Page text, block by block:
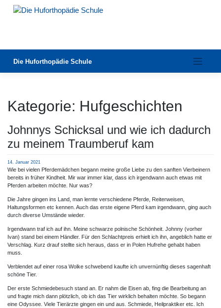
Die Huforthopädie Schule
Kategorie: Hufgeschichten
Johnnys Schicksal und wie ich dadurch
zu meinem Traumberuf kam
14. Januar 2021
Wie bei vielen Pferdemädchen begann meine große Liebe zu den sanften Vierbeinern
bereits in früher Kindheit. Mir war immer klar, dass ich irgendwann auch etwas mit
Pferden arbeiten möchte. Nur was?
Die Jahre gingen ins Land, man lernte verschiedene Pferde, Reiterweisen,
Haltungsformen etc kennen. Auch das erste eigene Pferd kam irgendwann, ging auch
durch diverse Umstände wieder.
Irgendwann traf ich auf ihn. Meine schwarze polnische Schönheit. Johnny (vorher
Ivan) stand bei einem Händler. Für den Schlachtpreis erhielt ich ihn, angeblich hatte er
Verschlag. Kurz drauf stellte sich heraus, dass er in Polen Hufrehe gehabt haben
muss.
Verblendet auf einer rosa Wolke schwebend kaufte ich unvernünftig dieses sagenhaft
schöne Tier.
Der erste Schmiedebesuch stand an. Er nahm die Eisen ab, fing die Bearbeitung an
und fragte mich dann plötzlich, ob ich das Tier wirklich behalten möchte. So begann
eine Odyssee. Viele Tierärzte gingen ein und aus. Schmiede, Heilpraktiker etc. Ich